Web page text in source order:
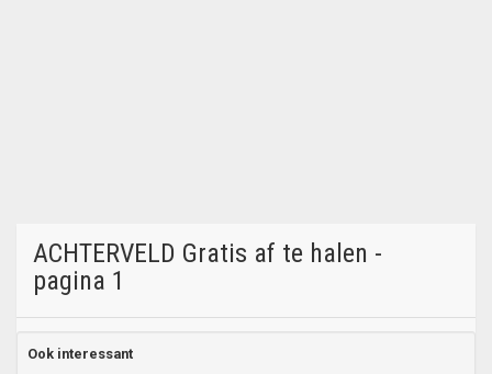
ACHTERVELD Gratis af te halen -
pagina 1
Ook interessant